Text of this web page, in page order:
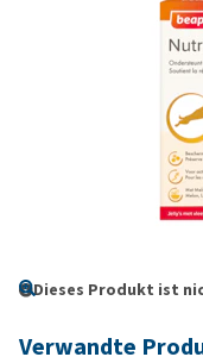
Dieses Produkt ist
Verwandte